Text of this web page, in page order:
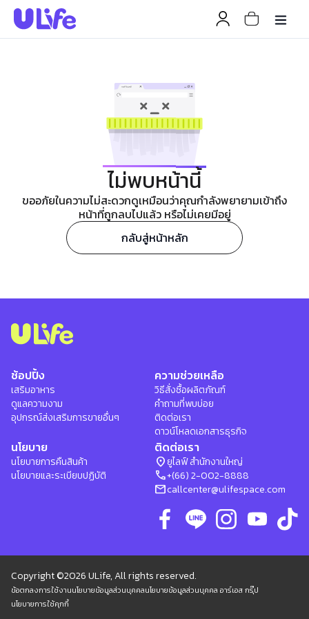
ไม่พบหน้านี้
ขออภัยในความไม่สะดวกดูเหมือนว่าคุณกำลังพยายามเข้าถึง
หน้าที่ถูกลบไปแล้ว หรือไม่เคยมีอยู่
กลับสู่หน้าหลัก
ช้อปปิ้ง
เสริมอาหาร
ดูแลความงาม
อุปกรณ์ส่งเสริมการขายอื่นๆ
ความช่วยเหลือ
วิธีสั่งซื้อผลิตภัณฑ์
คำถามที่พบบ่อย
ติดต่อเรา
ดาวน์โหลดเอกสารธุรกิจ
นโยบาย
นโยบายการคืนสินค้า
นโยบายและระเบียบปฏิบัติ
ติดต่อเรา
location_onยูไลฟ์ สำนักงานใหญ่
phone+(66) 2-002-8888
mailcallcenter@ulifespace.com
Copyright ©2026 ULife, All rights reserved.
ข้อตกลงการใช้งานนโยบายข้อมูลส่วนบุคคลนโยบายข้อมูลส่วนบุคคล อาร์เอส กรุ๊ป
นโยบายการใช้คุกกี้